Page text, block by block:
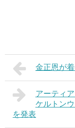
金正恩が
アーティ
ケルトン
を発表